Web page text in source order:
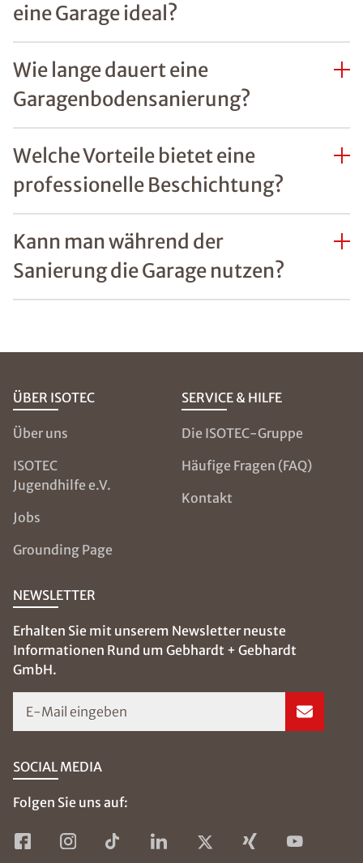
eine Garage ideal?
Wie lange dauert eine
Garagenbodensanierung?
Welche Vorteile bietet eine
professionelle Beschichtung?
Kann man während der
Sanierung die Garage nutzen?
ÜBER ISOTEC
Über uns
ISOTEC
Jugendhilfe e.V.
Jobs
Grounding Page
SERVICE & HILFE
Die ISOTEC-Gruppe
Häufige Fragen (FAQ)
Kontakt
NEWSLETTER
Erhalten Sie mit unserem Newsletter neuste
Informationen Rund um Gebhardt + Gebhardt
GmbH.
E-Mail eingeben
SOCIAL MEDIA
Folgen Sie uns auf: